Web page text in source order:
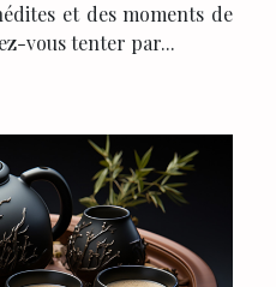
et des moments de
vous tenter par...